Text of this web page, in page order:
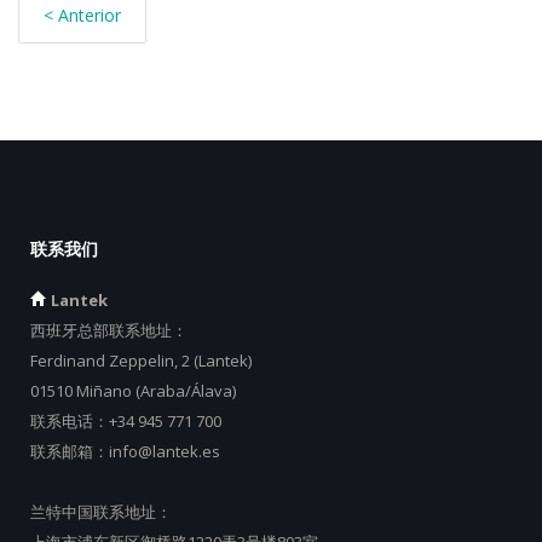
< Anterior
联系我们
Lantek
西班牙总部联系地址：
Ferdinand Zeppelin, 2 (Lantek)
01510 Miñano (Araba/Álava)
联系电话： +34 945 771 700
联系邮箱： info@lantek.es
兰特中国联系地址：